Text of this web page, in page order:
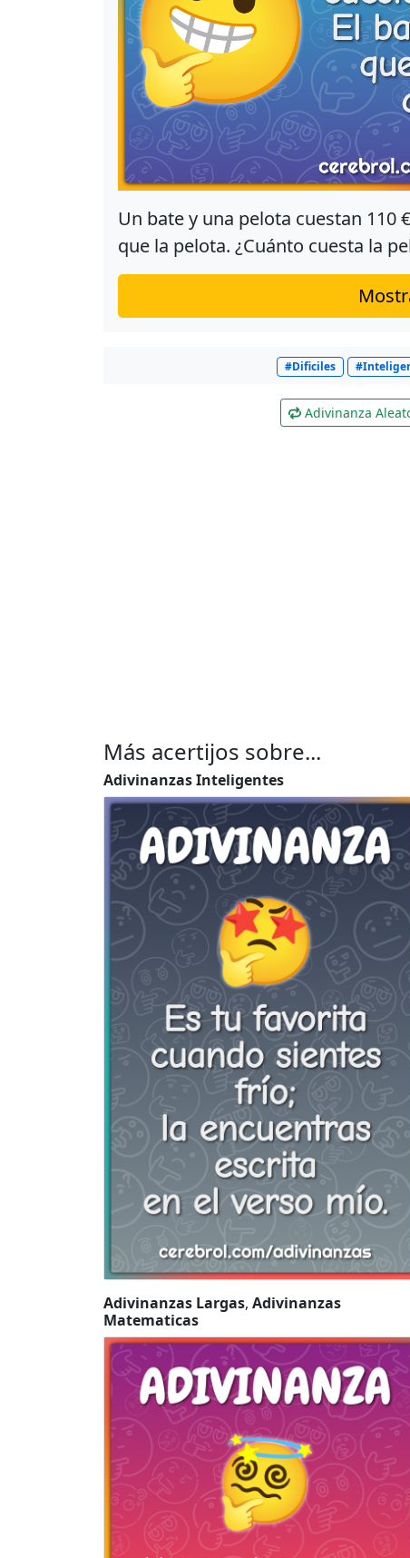
Un bate y una pelota cuestan 110
que la pelota. ¿Cuánto cuesta la
#Dificiles
Adivinanza
Más acertijos sobre...
Adivinanzas Inteligentes
Adivinanzas Largas, Adivinanzas
Matematicas